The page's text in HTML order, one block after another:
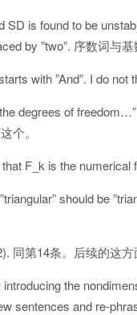
is found to be
by ”two”. 序数词与
with ”And”. I do
degrees of
个。
F_k is the
should be
同第14条。后续的这方
the
sentences and re-